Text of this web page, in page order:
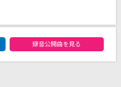
エントリーランキング
録音公開曲を見る